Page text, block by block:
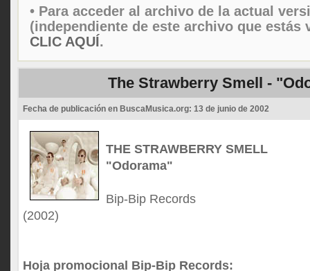
• Para acceder al archivo de la actual
(independiente de este archivo que
CLIC AQUÍ.
The Strawberry Smell -
Fecha de publicación en BuscaMusica.org: 13 de junio de 2002
THE STRAWBERRY SMELL
"Odorama"
Bip-Bip Records
(2002)
Hoja promocional Bip-Bip Records: